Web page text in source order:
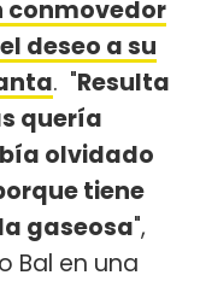
conmovedor
deseo a su
. "Resulta
quería
olvidado
tiene
gaseosa",
Bal en una